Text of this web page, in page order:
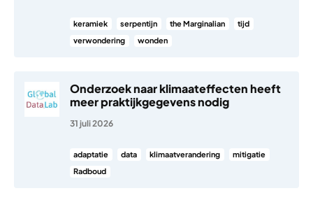
keramiek serpentijn the Marginalian
tijd
verwondering
wonden
Onderzoek naar klimaateffecten heeft
meer praktijkgegevens nodig
31 juli 2026
adaptatie data klimaatverandering
mitigatie
Radboud